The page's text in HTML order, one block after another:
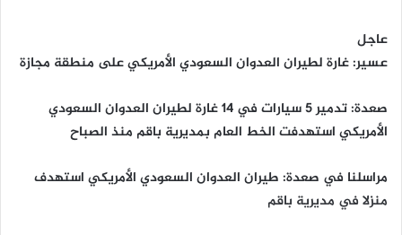
عاجل
عسير: غارة لطيران العدوان السعودي الأمريكي على منطقة مجازة
صعدة: تدمير 5 سيارات في 14 غارة لطيران العدوان السعودي
الأمريكي استهدفت الخط العام بمديرية باقم منذ الصباح
مراسلنا في صعدة: طيران العدوان السعودي الأمريكي استهدف
منزلا في مديرية باقم